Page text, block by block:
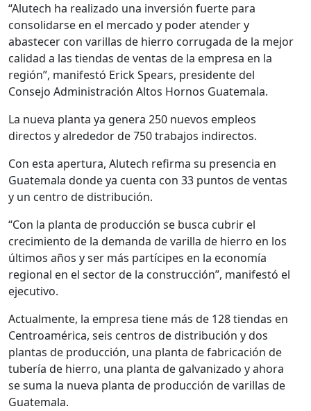
“Alutech ha realizado una inversión fuerte para
consolidarse en el mercado y poder atender y
abastecer con varillas de hierro corrugada de la mejor
calidad a las tiendas de ventas de la empresa en la
región”, manifestó Erick Spears, presidente del
Consejo Administración Altos Hornos Guatemala.
La nueva planta ya genera 250 nuevos empleos
directos y alrededor de 750 trabajos indirectos.
Con esta apertura, Alutech refirma su presencia en
Guatemala donde ya cuenta con 33 puntos de ventas
y un centro de distribución.
“Con la planta de producción se busca cubrir el
crecimiento de la demanda de varilla de hierro en los
últimos años y ser más partícipes en la economía
regional en el sector de la construcción”, manifestó el
ejecutivo.
Actualmente, la empresa tiene más de 128 tiendas en
Centroamérica, seis centros de distribución y dos
plantas de producción, una planta de fabricación de
tubería de hierro, una planta de galvanizado y ahora
se suma la nueva planta de producción de varillas de
Guatemala.